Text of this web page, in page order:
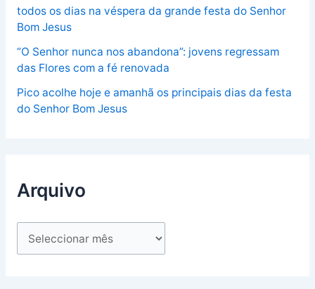
todos os dias na véspera da grande festa do Senhor
Bom Jesus
“O Senhor nunca nos abandona”: jovens regressam
das Flores com a fé renovada
Pico acolhe hoje e amanhã os principais dias da festa
do Senhor Bom Jesus
Arquivo